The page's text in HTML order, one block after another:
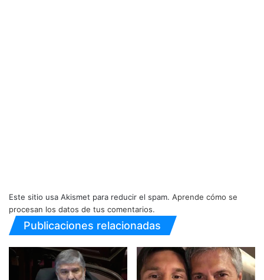
Este sitio usa Akismet para reducir el spam. Aprende cómo se
procesan los datos de tus comentarios.
Publicaciones relacionadas